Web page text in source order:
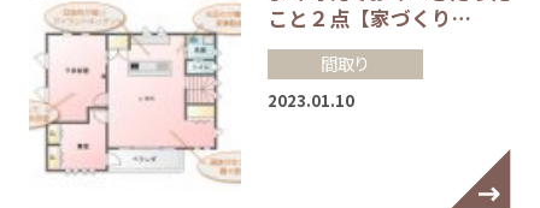
こと２点【家づくり…
間取り
2023.01.10